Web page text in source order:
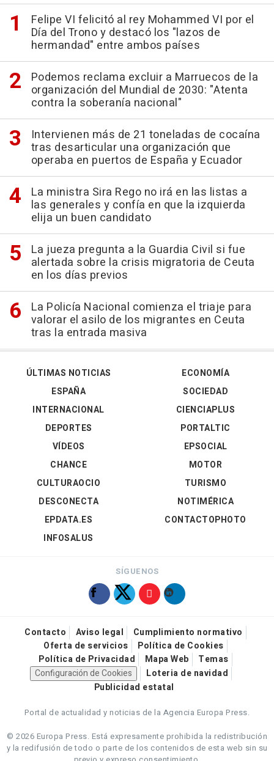
Felipe VI felicitó al rey Mohammed VI por el
Día del Trono y destacó los "lazos de
hermandad" entre ambos países
Podemos reclama excluir a Marruecos de la
organización del Mundial de 2030: "Atenta
contra la soberanía nacional"
Intervienen más de 21 toneladas de cocaína
tras desarticular una organización que
operaba en puertos de España y Ecuador
La ministra Sira Rego no irá en las listas a
las generales y confía en que la izquierda
elija un buen candidato
La jueza pregunta a la Guardia Civil si fue
alertada sobre la crisis migratoria de Ceuta
en los días previos
La Policía Nacional comienza el triaje para
valorar el asilo de los migrantes en Ceuta
tras la entrada masiva
ÚLTIMAS NOTICIAS
ESPAÑA
INTERNACIONAL
DEPORTES
VÍDEOS
ECONOMÍA
SOCIEDAD
CIENCIAPLUS
PORTALTIC
EPSOCIAL
CHANCE
CULTURAOCIO
DESCONECTA
EPDATA.ES
INFOSALUS
MOTOR
TURISMO
NOTIMÉRICA
CONTACTOPHOTO
SÍGUENOS
Contacto Aviso legal
Cumplimiento normativo
Oferta de servicios
Política de Cookies
Política de Privacidad
Mapa Web
Temas
Configuración de Cookies
Loteria de navidad
Publicidad estatal
Portal de actualidad y noticias de la Agencia Europa Press.
© 2026 Europa Press. Está expresamente prohibida la redistribución
y la redifusión de todo o parte de los contenidos de esta web sin su